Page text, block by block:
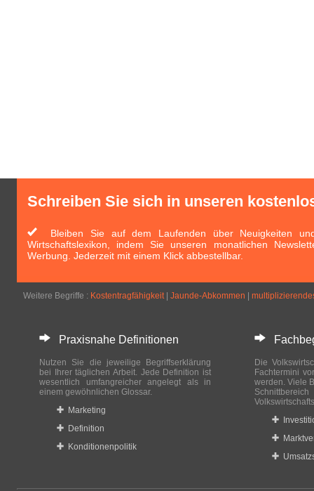
Schreiben Sie sich in unseren
Bleiben Sie auf dem Laufenden über Neuigkeiten
Wirtschaftslexikon, indem Sie unseren monatlichen
Werbung. Jederzeit mit einem Klick abbestellbar.
Weitere Begriffe : Kostentragfähigkeit| Jaunde-Abkommen
Praxisnahe Definitionen
Nutzen Sie die jeweilige Begriffserklärung
bei Ihrer täglichen Arbeit. Jede Definition ist
wesentlich umfangreicher angelegt als in
einem gewöhnlichen Glossar.
Marketing
Definition
Konditionenpolitik
Die
Fachtermini
werden. Viele